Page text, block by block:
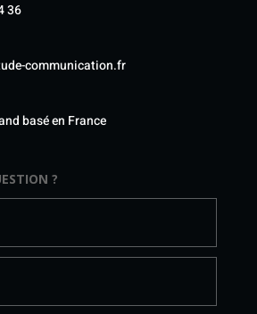
36
communication.fr
basé en France
?